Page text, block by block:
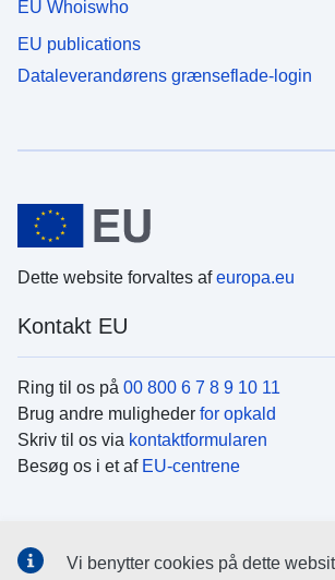
EU Whoiswho
EU publications
Dataleverandørens grænseflade-login
Dette website forvaltes afeuropa.eu
Kontakt EU
Ring til os på 00 800 6 7 8 9 10 11
Brug andre muligheder for opkald
Skriv til os via kontaktformularen
Besøg os i et af EU-centrene
Vi benytter cookies på dette